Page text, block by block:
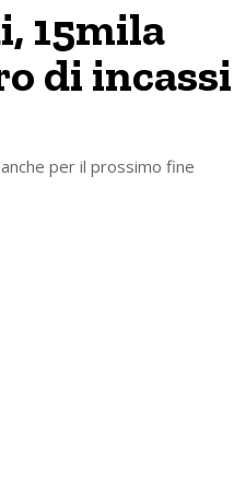
15mila
di incassi
per il prossimo fine